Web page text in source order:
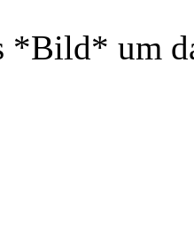
*Bild* um